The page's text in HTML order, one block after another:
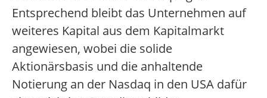
Entsprechend bleibt das Unternehmen auf
weiteres Kapital aus dem Kapitalmarkt
angewiesen, wobei die solide
Aktionärsbasis und die anhaltende
Notierung an der Nasdaq in den USA dafür